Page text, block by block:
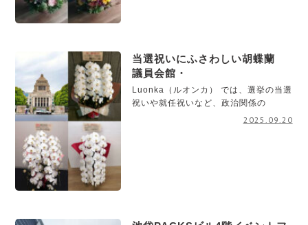
当選祝いにふさわしい胡蝶蘭
議員会館・
Luonka（ルオンカ） では、選挙の当選
祝いや就任祝いなど、政治関係の
2025.09.20